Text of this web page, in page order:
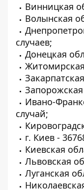
Винницкая
Волынская
случаев;
Донецкая
Запорожская
Ивано-
случай;
г. Киев -
Киевская
Львовская
Луганская